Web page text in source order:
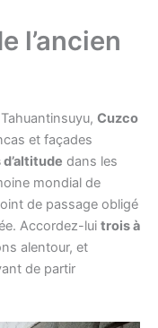
l’ancien
Cuzco
et façades
dans les
mondial de
de passage obligé
Accordez-lui trois à
alentour, et
de partir